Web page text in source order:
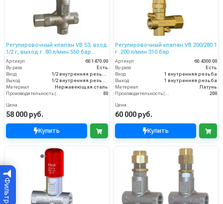
Фильтр
Регулировочный клапан VB 53; вход
1/2 г, выход г. 80 л/мин 550 бар
нерж. сталь
Артикул
60.1470.00
By-pass
Есть
Вход
1/2 внутренняя резьба
Выход
1/2 внутренняя резьба
Материал
Нержавеющая сталь
Производительность (л/мин)
80
Цена
58 000 руб.
Купить
Регулировочный клапан VB 200/280 1
г. 200 л/мин 310 бар
Артикул
60.4300.00
By-pass
Есть
Вход
1 внутренняя резьба
Выход
1 внутренняя резьба
Материал
Латунь
Производительность (л/мин)
200
Цена
60 000 руб.
Купить